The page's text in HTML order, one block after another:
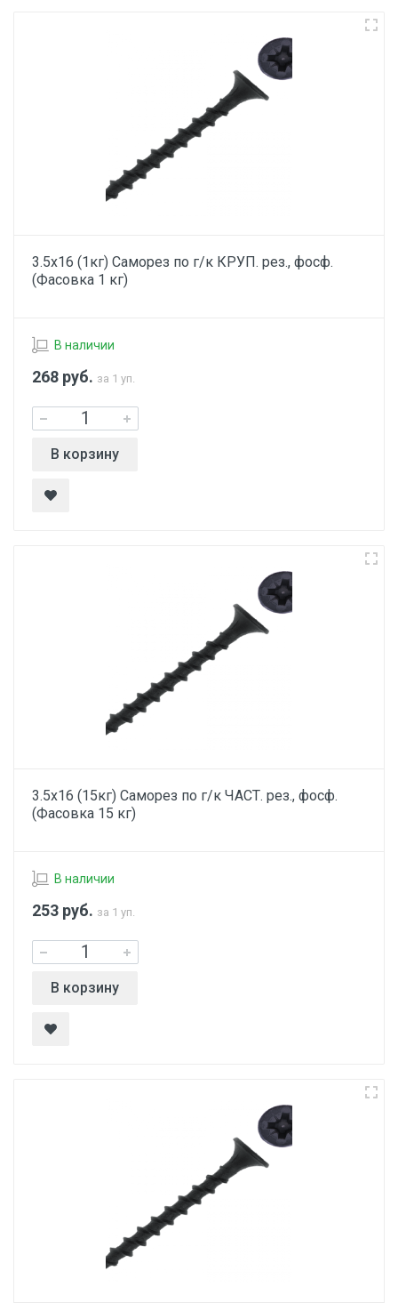
3.5х16 (1кг) Саморез по г/к КРУП. рез., фосф.
(Фасовка 1 кг)
В наличии
268 руб. за 1 уп.
В корзину
3.5х16 (15кг) Саморез по г/к ЧАСТ. рез., фосф.
(Фасовка 15 кг)
В наличии
253 руб. за 1 уп.
В корзину